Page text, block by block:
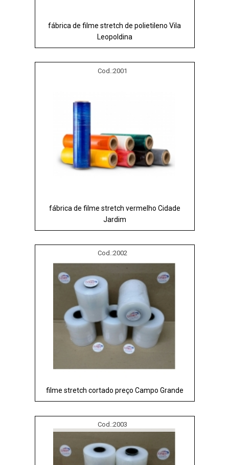
fábrica de filme stretch de polietileno Vila
Leopoldina
Cod.:2001
fábrica de filme stretch vermelho Cidade
Jardim
Cod.:2002
filme stretch cortado preço Campo Grande
Cod.:2003